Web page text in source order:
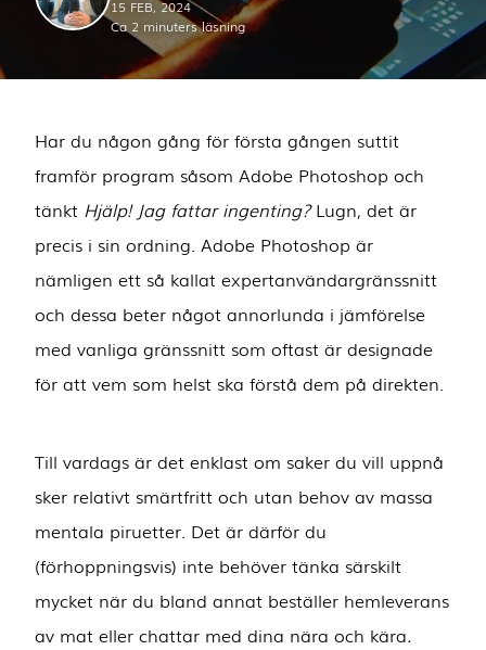
15 FEB, 2024
Ca 2 minuters läsning
Har du någon gång för första gången suttit
framför program såsom Adobe Photoshop och
tänkt Hjälp! Jag fattar ingenting?Lugn, det är
precis i sin ordning. Adobe Photoshop är
nämligen ett så kallat expertanvändargränssnitt
och dessa beter något annorlunda i jämförelse
med vanliga gränssnitt som oftast är designade
för att vem som helst ska förstå dem på direkten.
Till vardags är det enklast om saker du vill uppnå
sker relativt smärtfritt och utan behov av massa
mentala piruetter. Det är därför du
(förhoppningsvis) inte behöver tänka särskilt
mycket när du bland annat beställer hemleverans
av mat eller chattar med dina nära och kära.